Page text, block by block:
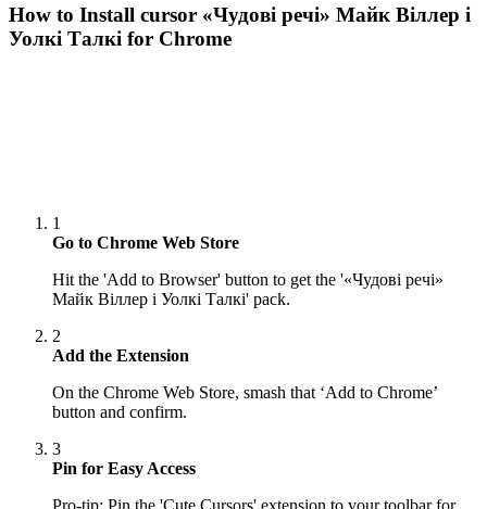
How to Install cursor «Чудові речі» Майк Віллер і
Уолкі Талкі for Chrome
1
Go to Chrome Web Store
Hit the 'Add to Browser' button to get the '«Чудові речі»
Майк Віллер і Уолкі Талкі' pack.
2
Add the Extension
On the Chrome Web Store, smash that ‘Add to Chrome’
button and confirm.
3
Pin for Easy Access
Pro-tip: Pin the 'Cute Cursors' extension to your toolbar for